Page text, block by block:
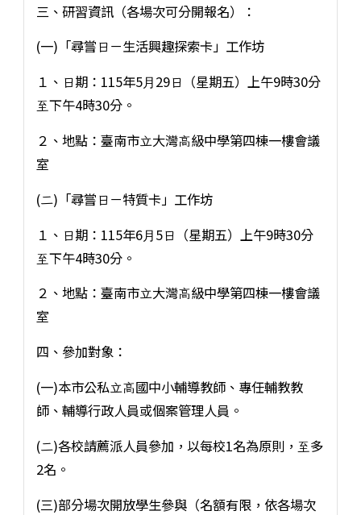
三、研習資訊（各場次可分開報名）：
(⼀)「尋嘗⽇－⽣活興趣探索卡」⼯作坊
１、⽇期：115年5⽉29⽇（星期五）上午9時30分
⾄下午4時30分。
２、地點：臺南市⽴⼤灣⾼級中學第四棟⼀樓會議
室
(⼆)「尋嘗⽇－特質卡」⼯作坊
１、⽇期：115年6⽉5⽇（星期五）上午9時30分
⾄下午4時30分。
２、地點：臺南市⽴⼤灣⾼級中學第四棟⼀樓會議
室
四、參加對象：
(⼀)本市公私⽴⾼國中⼩輔導教師、專任輔教教
師、輔導⾏政⼈員或個案管理⼈員。
(⼆)各校請薦派⼈員參加，以每校1名為原則，⾄多
2名。
(三)部分場次開放學⽣參與（名額有限，依各場次